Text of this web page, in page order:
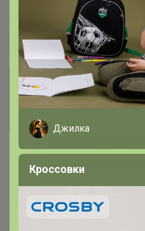
Кофе Бленд Континенталь
(Попкорн с карамелью)
Информация о
лишь членам
*Anna*
Магистр
Джилка
Кроссовки